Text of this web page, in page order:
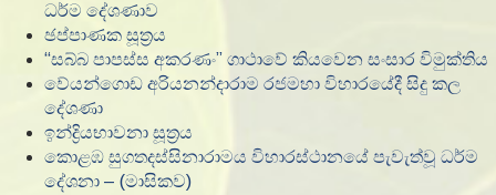
ධර්ම දේශණාව
ඡප්පාණක සූත්‍රය
“සබ්බ පාපස්ස අකරණං” ගාථාවේ කියවෙන සංසාර විමුක්තිය
වේයන්ගොඩ අරියනන්දාරාම රජමහා විහාරයේදී සිදු කල
දේශණා
ඉන්ද්‍රියභාවනා සූත්‍රය
කොළඹ සුගතදස්සිනාරාමය විහාරස්ථානයේ පැවැත්වූ ධර්ම
දේශනා – (මාසිකව)